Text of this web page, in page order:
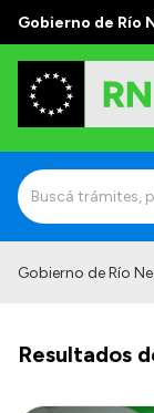
Gobierno de Río
Prensa
Autoridades
Gobierno de Río
Resultados